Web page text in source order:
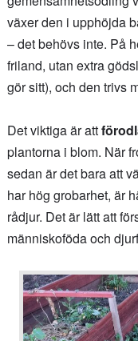
växer den i upphöjda
– det behövs inte. På
friland, utan extra
gör sitt), och den trivs
Det viktiga är att
plantorna i blom. När
sedan är det bara att
har hög grobarhet, är
rådjur. Det är lätt att
människoföda och